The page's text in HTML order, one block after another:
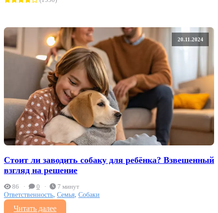
20.11.2024
Стоит ли заводить собаку для ребёнка? Взвешенный
взгляд на решение
86 0 7 минут
Ответственность, Семья, Собаки
Читать далее